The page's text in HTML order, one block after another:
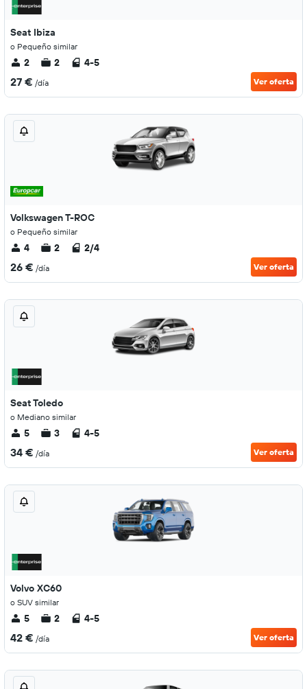
Seat Ibiza
o Pequeño similar
2 2 4-5
27 € /día Ver oferta
Volkswagen T-ROC
o Pequeño similar
4 2 2/4
26 € /día Ver oferta
Seat Toledo
o Mediano similar
5 3 4-5
34 € /día Ver oferta
Volvo XC60
o SUV similar
5 2 4-5
42 € /día Ver oferta